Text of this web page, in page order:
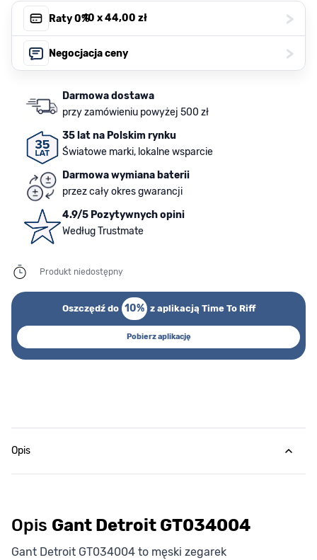
Raty 0%, 10 x44,00 zł >
Negocjacja ceny >
Darmowa dostawa
przy zamówieniu powyżej 500 zł
35 lat na Polskim rynku
Światowe marki, lokalne wsparcie
Darmowa wymiana baterii
przez cały okres gwarancji
4.9/5 Pozytywnych opini
Według Trustmate
Produkt niedostępny
Oszczędź do 10% z aplikacją Time To Riff
Pobierz aplikację
Opis
Opis Gant Detroit GT034004
Gant Detroit GT034004 to męski zegarek